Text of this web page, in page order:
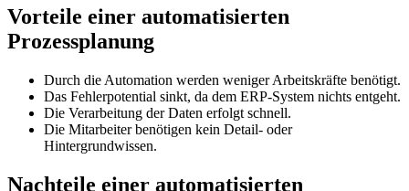
Vorteile einer automatisierten
Prozessplanung
Durch die Automation werden weniger Arbeitskräfte benötigt.
Das Fehlerpotential sinkt, da dem ERP-System nichts entgeht.
Die Verarbeitung der Daten erfolgt schnell.
Die Mitarbeiter benötigen kein Detail- oder
Hintergrundwissen.
Nachteile einer automatisierten